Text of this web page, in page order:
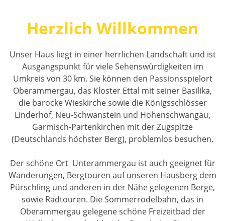
Herzlich Willkommen
Unser Haus liegt in einer herrlichen Landschaft und ist
Ausgangspunkt für viele Sehenswürdigkeiten im
Umkreis von 30 km. Sie können den Passionsspielort
Oberammergau, das Kloster Ettal mit seiner Basilika,
die barocke Wieskirche sowie die Königsschlösser
Linderhof, Neu-Schwanstein und Hohenschwangau,
Garmisch-Partenkirchen mit der Zugspitze
(Deutschlands höchster Berg), problemlos besuchen.
Der schöne Ort Unterammergau ist auch geeignet für
Wanderungen, Bergtouren auf unseren Hausberg dem
Pürschling und anderen in der Nähe gelegenen Berge,
sowie Radtouren. Die Sommerrodelbahn, das in
Oberammergau gelegene schöne Freizeitbad der